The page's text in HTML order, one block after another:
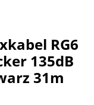
RG6
135dB
31m